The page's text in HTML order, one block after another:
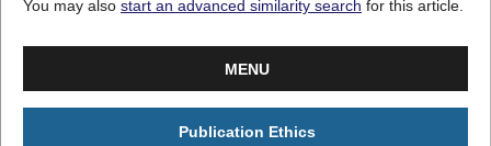
You may also start an advanced similarity search for this article.
MENU
Publication Ethics